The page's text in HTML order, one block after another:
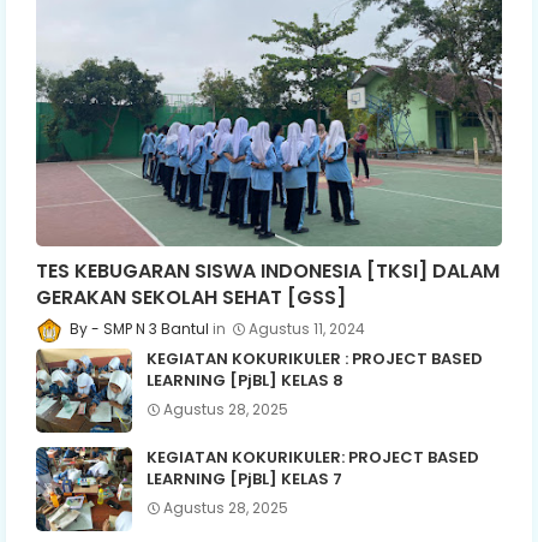
TES KEBUGARAN SISWA INDONESIA [TKSI] DALAM
GERAKAN SEKOLAH SEHAT [GSS]
SMP N 3 Bantul Agustus 11, 2024
KEGIATAN KOKURIKULER : PROJECT BASED
LEARNING [PjBL] KELAS 8
Agustus 28, 2025
KEGIATAN KOKURIKULER: PROJECT BASED
LEARNING [PjBL] KELAS 7
Agustus 28, 2025